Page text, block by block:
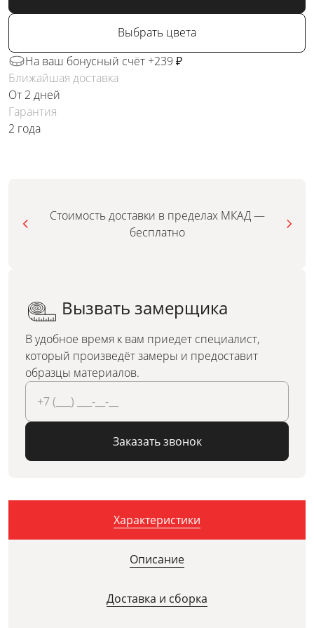
Выбрать цвета
На ваш бонусный счёт +239 ₽
Ближайшая доставка
От 2 дней
Гарантия
2 года
Стоимость доставки в пределах МКАД —
бесплатно
Вызвать замерщика
В удобное время к вам приедет специалист,
который произведёт замеры и предоставит
образцы материалов.
Заказать звонок
Характеристики
Описание
Доставка и сборка